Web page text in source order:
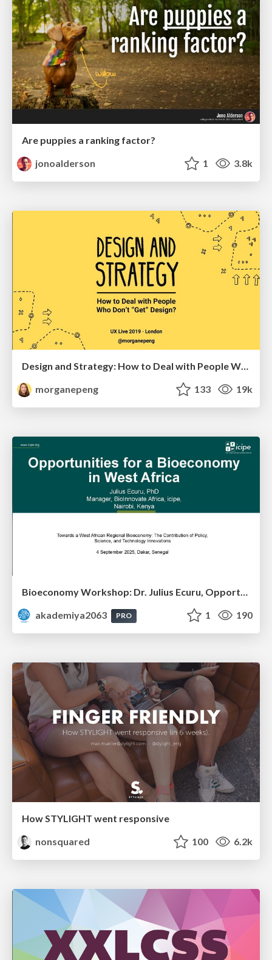
Are puppies a ranking factor?
jonoalderson
1 3.8k
Design and Strategy: How to Deal with People Who Don’t "Get" Design
morganepeng
133 19k
Bioeconomy Workshop: Dr. Julius Ecuru, Opportunities for a Bioeconomy in West Africa
akademiya2063
PRO 1 190
How STYLIGHT went responsive
nonsquared
100 6.2k